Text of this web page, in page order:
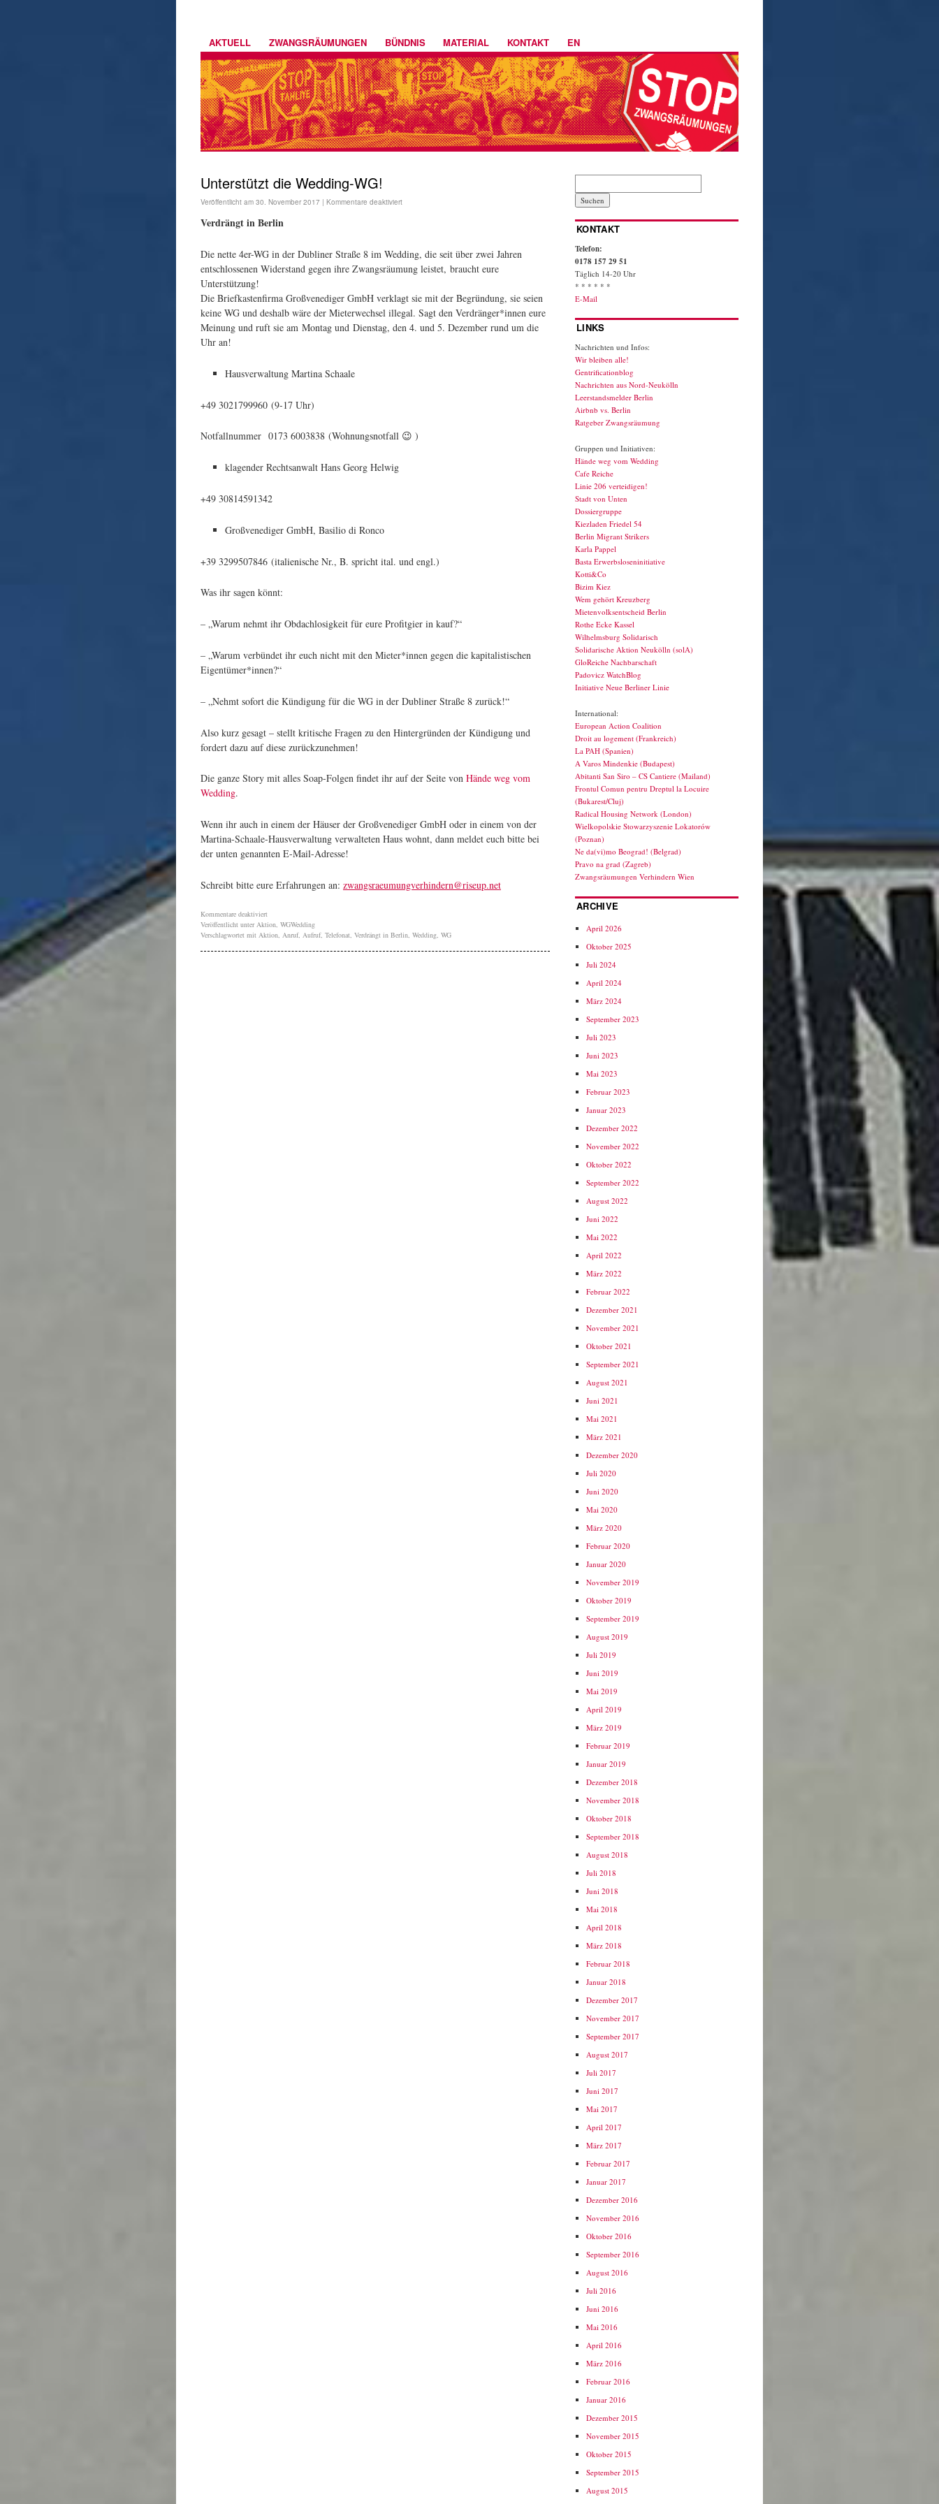
AKTUELL ZWANGSRÄUMUNGEN BÜNDNIS MATERIAL KONTAKT EN
Unterstützt die Wedding-WG!
Veröffentlicht am 30. November 2017 | Kommentare deaktiviert
Verdrängt in Berlin
Die nette 4er-WG in der Dubliner Straße 8 im Wedding, die seit über zwei Jahren
entschlossenen Widerstand gegen ihre Zwangsräumung leistet, braucht eure
Unterstützung!
Die Briefkastenfirma Großvenediger GmbH verklagt sie mit der Begründung, sie seien
keine WG und deshalb wäre der Mieterwechsel illegal. Sagt den Verdränger*innen eure
Meinung und ruft sie am Montag und Dienstag, den 4. und 5. Dezember rund um die
Uhr an!
Hausverwaltung Martina Schaale
+49 3021799960 (9-17 Uhr)
Notfallnummer 0173 6003838 (Wohnungsnotfall 😉 )
klagender Rechtsanwalt Hans Georg Helwig
+49 30814591342
Großvenediger GmbH, Basilio di Ronco
+39 3299507846 (italienische Nr., B. spricht ital. und engl.)
Was ihr sagen könnt:
– „Warum nehmt ihr Obdachlosigkeit für eure Profitgier in kauf?“
– „Warum verbündet ihr euch nicht mit den Mieter*innen gegen die kapitalistischen
Eigentümer*innen?“
– „Nehmt sofort die Kündigung für die WG in der Dubliner Straße 8 zurück!“
Also kurz gesagt – stellt kritische Fragen zu den Hintergründen der Kündigung und
fordert dazu auf diese zurückzunehmen!
Die ganze Story mit alles Soap-Folgen findet ihr auf der Seite von Hände weg vom
Wedding.
Wenn ihr auch in einem der Häuser der Großvenediger GmbH oder in einem von der
Martina-Schaale-Hausverwaltung verwalteten Haus wohnt, dann meldet euch bitte bei
der unten genannten E-Mail-Adresse!
Schreibt bitte eure Erfahrungen an: zwangsraeumungverhindern@riseup.net
Kommentare deaktiviert
Veröffentlicht unter Aktion WGWedding
Verschlagwortet mit Aktion Anruf, Aufruf, Telefonat Verdrängt in Berlin Wedding WG
KONTAKT
Telefon:
0178 157 29 51
Täglich 14-20 Uhr
* * * * * *
E-Mail
LINKS
Nachrichten und Infos:
Wir bleiben alle!
Gentrificationblog
Nachrichten aus Nord-Neukölln
Leerstandsmelder Berlin
Airbnb vs. Berlin
Ratgeber Zwangsräumung
Gruppen und Initiativen:
Hände weg vom Wedding
Cafe Reiche
Linie 206 verteidigen!
Stadt von Unten
Dossiergruppe
Kiezladen Friedel 54
Berlin Migrant Strikers
Karla Pappel
Basta Erwerbsloseninitiative
Kotti&Co
Bizim Kiez
Wem gehört Kreuzberg
Mietenvolksentscheid Berlin
Rothe Ecke Kassel
Wilhelmsburg Solidarisch
Solidarische Aktion Neukölln (solA)
GloReiche Nachbarschaft
Padovicz WatchBlog
Initiative Neue Berliner Linie
International:
European Action Coalition
Droit au logement (Frankreich)
La PAH (Spanien)
A Varos Mindenkie (Budapest)
Abitanti San Siro – CS Cantiere (Mailand)
Frontul Comun pentru Dreptul la Locuire
(Bukarest/Cluj)
Radical Housing Network (London)
Wielkopolskie Stowarzyszenie Lokatorów
(Poznan)
Ne da(vi)mo Beograd! (Belgrad)
Pravo na grad (Zagreb)
Zwangsräumungen Verhindern Wien
ARCHIVE
April 2026
Oktober 2025
Juli 2024
April 2024
März 2024
September 2023
Juli 2023
Juni 2023
Mai 2023
Februar 2023
Januar 2023
Dezember 2022
November 2022
Oktober 2022
September 2022
August 2022
Juni 2022
Mai 2022
April 2022
März 2022
Februar 2022
Dezember 2021
November 2021
Oktober 2021
September 2021
August 2021
Juni 2021
Mai 2021
März 2021
Dezember 2020
Juli 2020
Juni 2020
Mai 2020
März 2020
Februar 2020
Januar 2020
November 2019
Oktober 2019
September 2019
August 2019
Juli 2019
Juni 2019
Mai 2019
April 2019
März 2019
Februar 2019
Januar 2019
Dezember 2018
November 2018
Oktober 2018
September 2018
August 2018
Juli 2018
Juni 2018
Mai 2018
April 2018
März 2018
Februar 2018
Januar 2018
Dezember 2017
November 2017
September 2017
August 2017
Juli 2017
Juni 2017
Mai 2017
April 2017
März 2017
Februar 2017
Januar 2017
Dezember 2016
November 2016
Oktober 2016
September 2016
August 2016
Juli 2016
Juni 2016
Mai 2016
April 2016
März 2016
Februar 2016
Januar 2016
Dezember 2015
November 2015
Oktober 2015
September 2015
August 2015